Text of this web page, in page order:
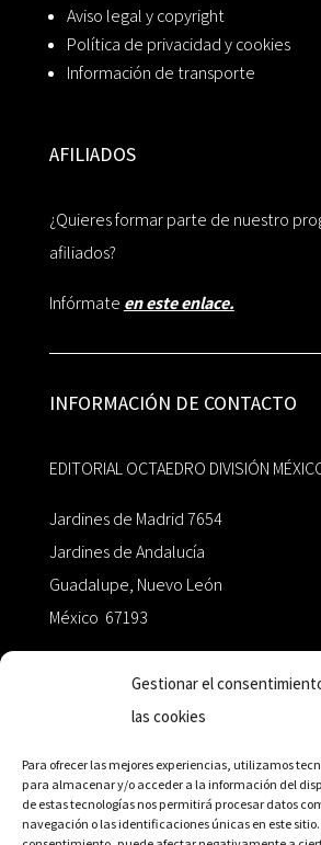
Gestionar el
las cookies
Para ofrecer las mejores experiencias, utilizamos
para almacenar y/o acceder a la información del
de estas tecnologías nos permitirá procesar datos
navegación o las identificaciones únicas en este
Aviso legal y copyright
Política de privacidad y cookies
Información de transporte
AFILIADOS
¿Quieres formar parte de nuestro
afiliados?
Infórmate en este enlace.
INFORMACIÓN DE CONTACTO
EDITORIAL OCTAEDRO DIVISIÓN
Jardines de Madrid 7654
Jardines de Andalucía
Guadalupe, Nuevo León
México 67193
+52 811.499.5638
RED DE DISTRIBUCIÓN